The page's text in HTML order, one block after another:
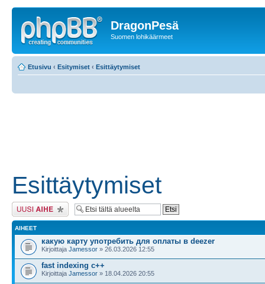
DragonPesä
Suomen lohikäärmeet
Etusivu ‹ Esitymiset ‹ Esittäytymiset
Esittäytymiset
Lähetä uusi viesti
AIHEET
какую карту употребить для оплаты в deezer
Kirjoittaja Jamessor » 26.03.2026 12:55
fast indexing c++
Kirjoittaja Jamessor » 18.04.2026 20:55